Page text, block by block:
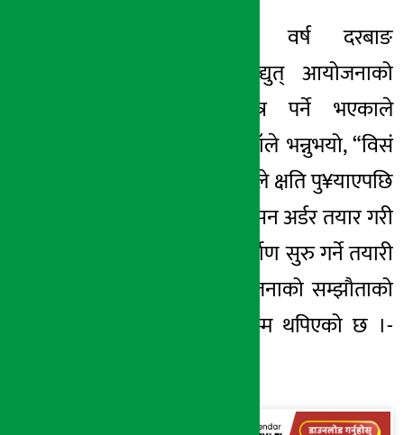
“सम्झौता हुँदाको वर्ष दरबाङ
म्याग्दीखोला जलविद्युत् आयोजनाको
बाँधको डुबान क्षेत्र पर्ने भएकाले
रोकिएको थियो”, उहाँले भन्नुभयो, “विसं
२०७७ बर्खाको बाढीले क्षति पु¥याएपछि
रिडिजाइन गरी भेरिएसन अर्डर तयार गरी
दाङखोलामा पुल निर्माण सुरु गर्ने तयारी
भएको छ ।” यो योजनाको सम्झौताको
म्याद आगामी चैतसम्म थपिएको छ ।-